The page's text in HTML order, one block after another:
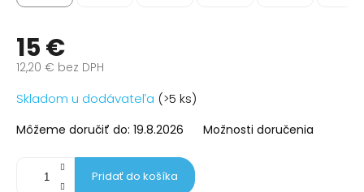
15 €
12,20 € bez DPH
Jednotková
cena:
Skladom u dodávateľa (>5 ks)
Môžeme doručiť do: 19.8.2026 Možnosti doručenia
Pridať do košíka